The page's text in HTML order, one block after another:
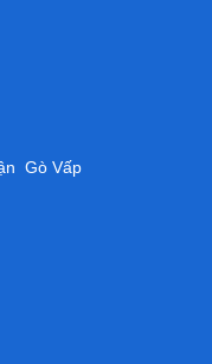
Gò Vấp